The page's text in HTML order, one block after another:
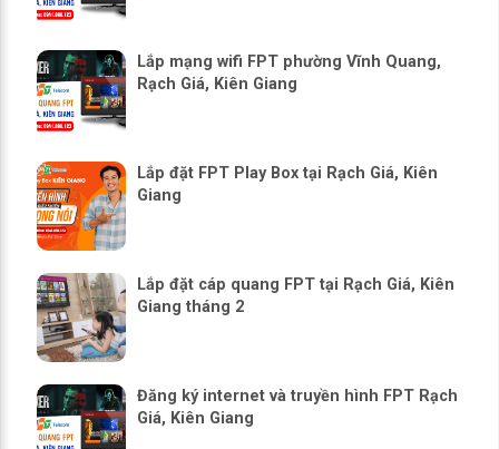
Lắp mạng wifi FPT phường Vĩnh Quang,
Rạch Giá, Kiên Giang
Lắp đặt FPT Play Box tại Rạch Giá, Kiên
Giang
Lắp đặt cáp quang FPT tại Rạch Giá, Kiên
Giang tháng 2
Đăng ký internet và truyền hình FPT Rạch
Giá, Kiên Giang